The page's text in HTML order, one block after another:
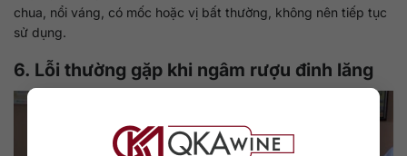
chua, nổi váng, có mốc hoặc vị bất thường, không nên tiếp tục
sử dụng.
6. Lỗi thường gặp khi ngâm rượu đinh lăng